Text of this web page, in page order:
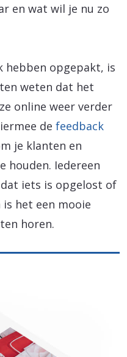
en wat wil je nu zo
hebben opgepakt, is
weten dat het
online weer verder
de feedback
je klanten en
houden. Iedereen
iets is opgelost of
het een mooie
horen.